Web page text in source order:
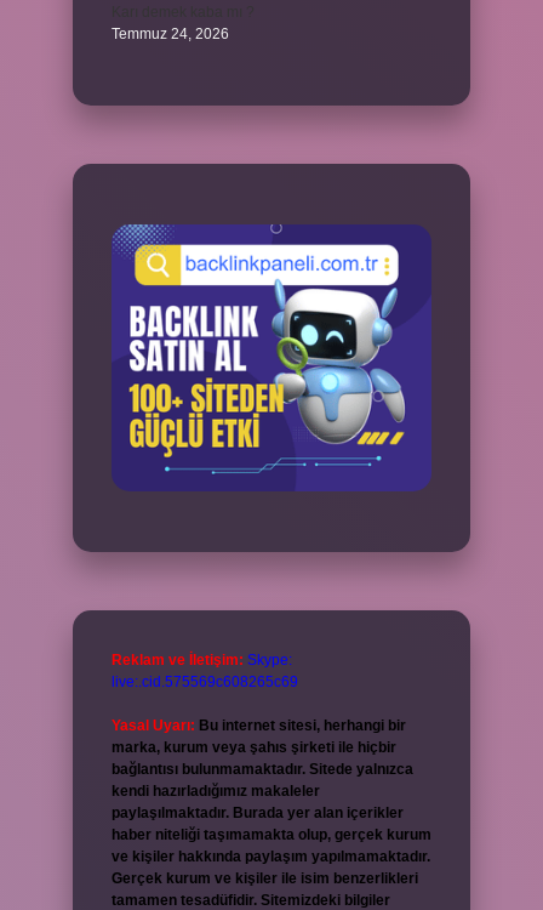
Temmuz 24, 2026
Reklam ve İletişim: Skype:
live:.cid.575569c608265c69
Yasal Uyarı: Bu internet sitesi, herhangi bir
marka, kurum veya şahıs şirketi ile hiçbir
bağlantısı bulunmamaktadır. Sitede yalnızca
kendi hazırladığımız makaleler
paylaşılmaktadır. Burada yer alan içerikler
haber niteliği taşımamakta olup, gerçek kurum
ve kişiler hakkında paylaşım yapılmamaktadır.
Gerçek kurum ve kişiler ile isim benzerlikleri
tamamen tesadüfidir. Sitemizdeki bilgiler